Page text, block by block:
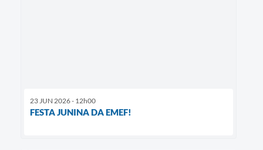
23 JUN 2026 - 12h00
FESTA JUNINA DA EMEF!